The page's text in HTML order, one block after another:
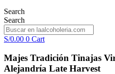
Search
Search
S/0.00 0 Cart
Majes Tradición Tinajas
Alejandría Late Harvest